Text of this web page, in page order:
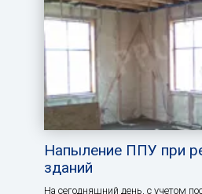
Напыление ППУ при
зданий
На сегодняшний день, с учетом